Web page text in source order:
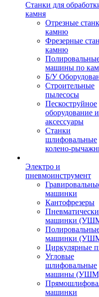
Станки для
камня
Отрезные
камню
Фрезерные
камню
машины по
Б/У
Строительные
пылесосы
Пескоструйное
оборудование и
аксессуары
Станки
шлифовальные
колено-
Электро и
пневмоинструмент
машинки
Кантофрезеры
машинки
машинки
Циркулярные
Угловые
шлифовальные
машины
машинки